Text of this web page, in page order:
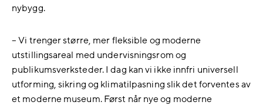
nybygg.
– Vi trenger større, mer fleksible og moderne
utstillingsareal med undervisningsrom og
publikumsverksteder. I dag kan vi ikke innfri universell
utforming, sikring og klimatilpasning slik det forventes av
et moderne museum. Først når nye og moderne